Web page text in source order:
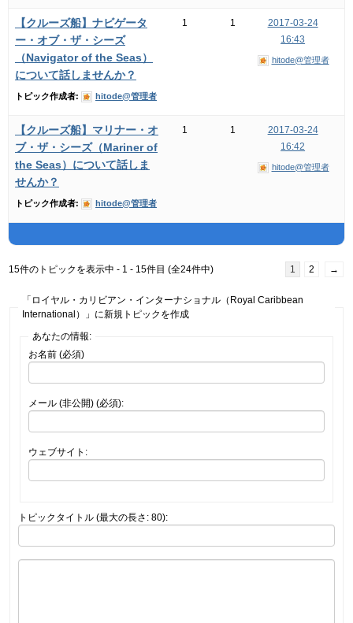
【クルーズ船】ナビゲータ
ー・オブ・ザ・シーズ
（Navigator of the Seas）
について話しませんか？
トピック作成者: hitode@管理者
1 1
2017-03-24
16:43
hitode@管理者
【クルーズ船】マリナー・オ
ブ・ザ・シーズ（Mariner of
the Seas）について話しま
せんか？
トピック作成者: hitode@管理者
1 1
2017-03-24
16:42
hitode@管理者
15件のトピックを表示中 - 1 - 15件目 (全24件中) 1 2 →
「ロイヤル・カリビアン・インターナショナル（Royal Caribbean
International）」に新規トピックを作成
あなたの情報:
お名前 (必須)
メール (非公開) (必須):
ウェブサイト:
トピックタイトル (最大の長さ: 80):